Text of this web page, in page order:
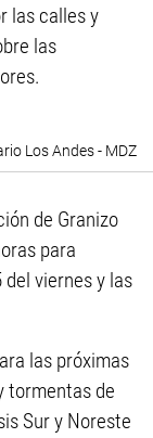
las calles y
las
Los Andes - MDZ
de Granizo
para
viernes y las
las próximas
tormentas de
Sur y Noreste